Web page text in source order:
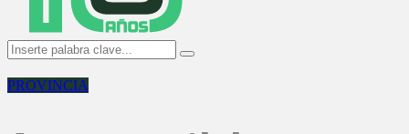
Search
for:
Search
PROVINCIA